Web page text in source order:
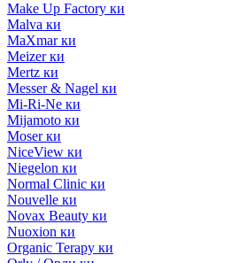
Make Up Factory ки
Malva ки
MaXmar ки
Meizer ки
Mertz ки
Messer & Nagel ки
Mi-Ri-Ne ки
Mijamoto ки
Moser ки
NiceView ки
Niegelon ки
Normal Clinic ки
Nouvelle ки
Novax Beauty ки
Nuoxion ки
Organic Terapy ки